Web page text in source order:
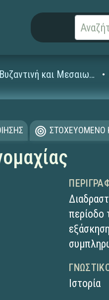
Βυζαντινή και Μεσαιωνική Ιστορία
ΣΤΟΧΕΥΟΜΕΝΟ
περίοδο
Ιστορία